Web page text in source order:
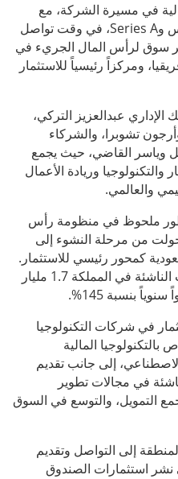
في مسيرة الشركة، مع
تركيز أعمق على مرحلتي التأسيس وSeries A، في وقت تواصل
سوق لرأس المال الجريء في
ومركزاً رئيسياً للاستثمار
عبدالعزيز التركي،
تشوبرا، والشركاء
وياسر القاضي، حيث يجمع
وريادة الأعمال
والعالمي.
ملحوظ في منظومة رأس
من مرحلة النشوء إلى
كمحور رئيسي للاستثمار.
ففي عام 2025، جمعت الشركات الناشئة في المملكة 1.7 مليار
في شركات التكنولوجيا
المالية
الاصطناعي، إلى جانب تقديم
في مجالات تطوير
التمويل، والتوسع في السوق
إلى التواصل وتقديم
استثمارات الصندوق